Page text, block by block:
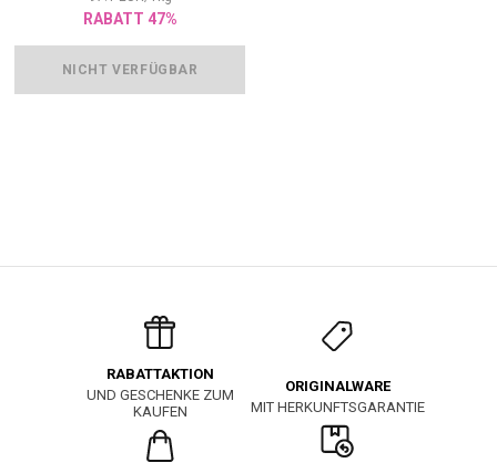
RABATT 47%
NICHT VERFÜGBAR
RABATTAKTION
UND GESCHENKE ZUM
KAUFEN
ORIGINALWARE
MIT HERKUNFTSGARANTIE